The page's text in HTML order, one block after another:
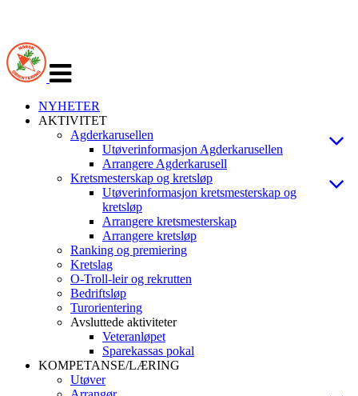
navigasjon
NYHETER
AKTIVITET
Agderkarusellen
Utøverinformasjon Agderkarusellen
Arrangere Agderkarusell
Kretsmesterskap og kretsløp
Utøverinformasjon kretsmesterskap og
kretsløp
Arrangere kretsmesterskap
Arrangere kretsløp
Ranking og premiering
Kretslag
O-Troll-leir og rekrutten
Bedriftsløp
Turorientering
Avsluttede aktiviteter
Veteranløpet
Sparekassas pokal
KOMPETANSE/LÆRING
Utøver